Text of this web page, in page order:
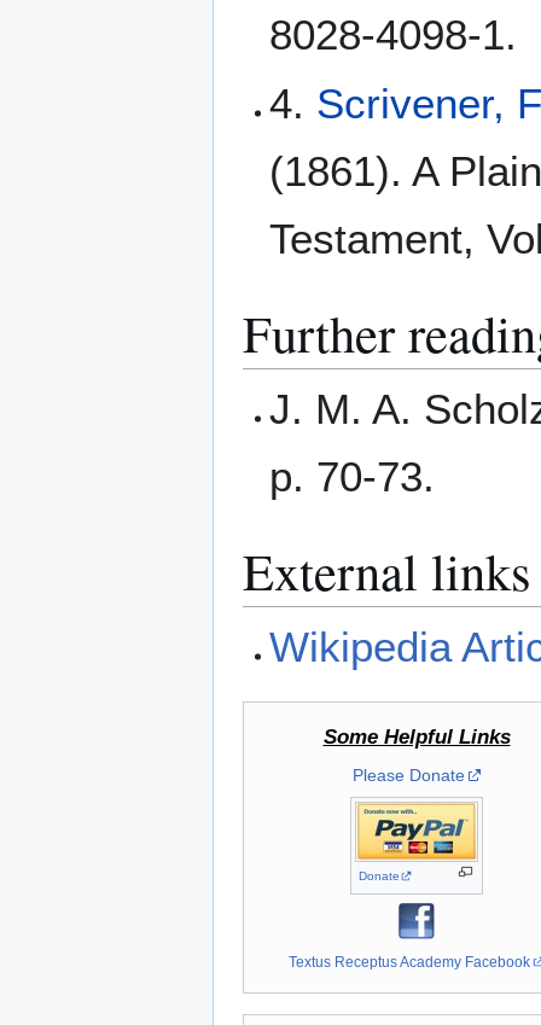
8028-4098-1.
4. Scrivener,
(1861). A
Testament,
Further
J. M. A.
p. 70-73.
External links
Wikipedia
Some Helpful Links
Please Donate
Donate
Textus Receptus Academy Facebook